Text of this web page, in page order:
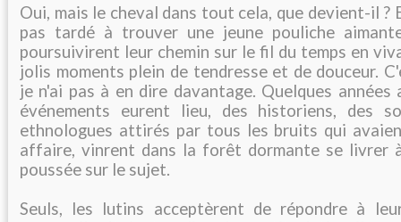
Oui, mais le cheval dans tout cela, que devient-il ?
pas tardé à trouver une jeune pouliche
poursuivirent leur chemin sur le fil du temps en
jolis moments plein de tendresse et de douceur.
je n'ai pas à en dire davantage. Quelques
événements eurent lieu, des historiens, des
ethnologues attirés par tous les bruits qui
affaire, vinrent dans la forêt dormante se livrer
poussée sur le sujet.
Seuls, les lutins acceptèrent de répondre à